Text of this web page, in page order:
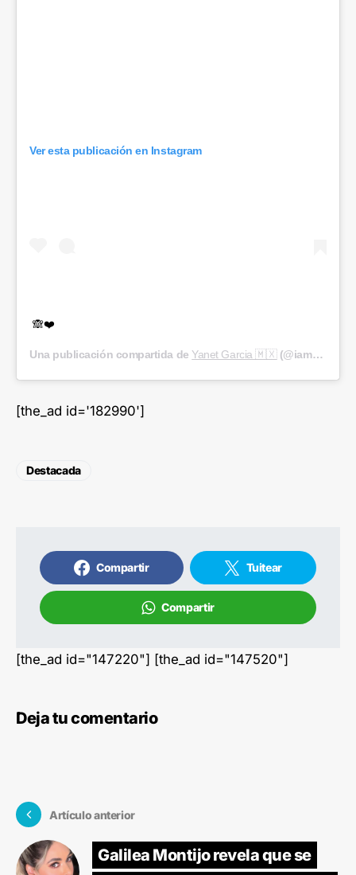
Ver esta publicación en Instagram
🙈❤️
Una publicación compartida de Yanet Garcia 🇲🇽(@iamyanetgarcia) el
[the_ad id='182990']
Destacada
Compartir Tuitear
Compartir
[the_ad id="147220"] [the_ad id="147520"]
Deja tu comentario
Artículo anterior
Galilea Montijo revela que se